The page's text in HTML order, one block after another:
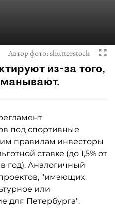
Автор фото:shutterstock
из-за того,
под спортивные
правилам инвесторы
ставке (до 1,5% от
год). Аналогичный
"имеющих
или
для Петербурга".